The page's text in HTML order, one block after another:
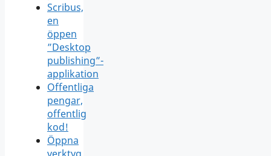
Scribus,
en
öppen
”Desktop
publishing”-
applikation
Offentliga
pengar,
offentlig
kod!
Öppna
verktyg